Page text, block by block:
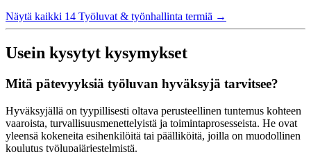
Näytä kaikki 14 Työluvat & työnhallinta termiä →
Usein kysytyt kysymykset
Mitä pätevyyksiä työluvan hyväksyjä tarvitsee?
Hyväksyjällä on tyypillisesti oltava perusteellinen tuntemus kohteen
vaaroista, turvallisuusmenettelyistä ja toimintaprosesseista. He ovat
yleensä kokeneita esihenkilöitä tai päälliköitä, joilla on muodollinen
koulutus työlupajärjestelmistä.